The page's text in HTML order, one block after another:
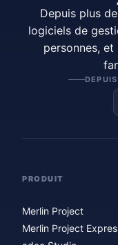
Depuis plus
logiciels de
personnes,
PRODUIT
Merlin Project
Merlin Project